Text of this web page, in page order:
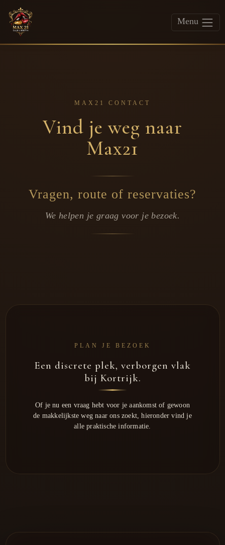
Menu
MAX21 CONTACT
Vind je weg naar
Max21
Vragen, route of reservaties?
We helpen je graag voor je bezoek.
PLAN JE BEZOEK
Een discrete plek, verborgen vlak
bij Kortrijk.
Of je nu een vraag hebt voor je aankomst of gewoon
de makkelijkste weg naar ons zoekt, hieronder vind je
alle praktische informatie.